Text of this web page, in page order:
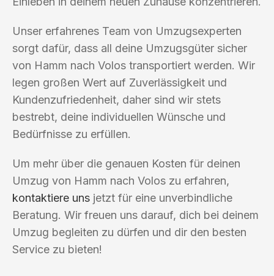
Unser erfahrenes Team von Umzugsexperten
sorgt dafür, dass all deine Umzugsgüter sicher
von Hamm nach Volos transportiert werden. Wir
legen großen Wert auf Zuverlässigkeit und
Kundenzufriedenheit, daher sind wir stets
bestrebt, deine individuellen Wünsche und
Bedürfnisse zu erfüllen.
Um mehr über die genauen Kosten für deinen
Umzug von Hamm nach Volos zu erfahren,
kontaktiere uns jetzt für eine unverbindliche
Beratung. Wir freuen uns darauf, dich bei deinem
Umzug begleiten zu dürfen und dir den besten
Service zu bieten!